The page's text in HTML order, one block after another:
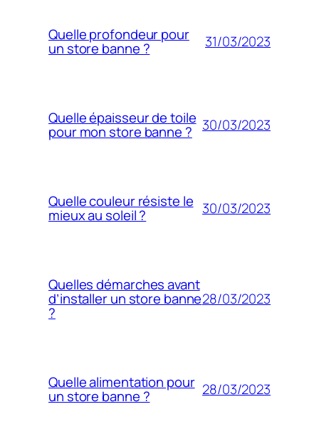
Quelle profondeur pour
un store banne ? 31/03/2023
Quelle épaisseur de toile
pour mon store banne ? 30/03/2023
Quelle couleur résiste le
mieux au soleil ? 30/03/2023
Quelles démarches avant
d’installer un store banne
?
28/03/2023
Quelle alimentation pour
un store banne ? 28/03/2023